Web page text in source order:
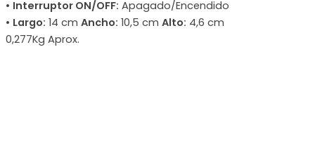
• Interruptor ON/OFF: Apagado/Encendido
• Largo: 14 cm Ancho: 10,5 cm Alto: 4,6 cm
0,277Kg Aprox.